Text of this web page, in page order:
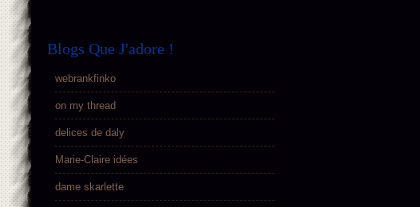
Blogs Que J'adore !
webrankfinko
on my thread
delices de daly
Marie-Claire idées
dame skarlette